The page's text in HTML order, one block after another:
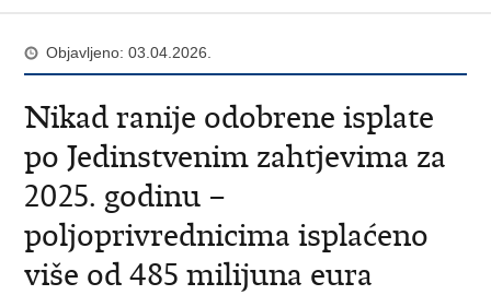
Objavljeno: 03.04.2026.
Nikad ranije odobrene isplate
po Jedinstvenim zahtjevima za
2025. godinu –
poljoprivrednicima isplaćeno
više od 485 milijuna eura